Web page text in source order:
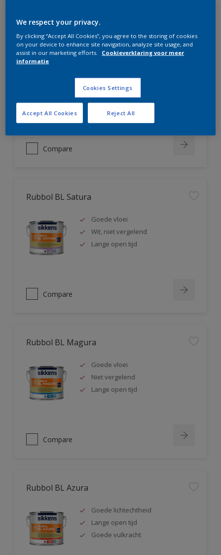
Rubbol BL Rezisto Satin
Huidvet-, vlek- en vuilbestendig –
duurzamere verffilm
Hoge laagdiktevrijheid – licht
Compare
Rubbol BL Satura
Goede vloei
Wit, niet vergelend
Lange open tijd
Compare
Rubbol BL Magura
Goede vloei
Niet vergelend
Lange open tijd
Compare
Rubbol BL Azura
Goede lichtechtheid
Lange open tijd
Goede vulkracht
We respect your privacy.
By clicking “Accept All Cookies”, you agree to the storing of cookies
on your device to enhance site navigation, analyze site usage, and
assist in our marketing efforts.
Cookieverklaring voor meer
informatie
Cookies Settings
Reject All
Accept All Cookies